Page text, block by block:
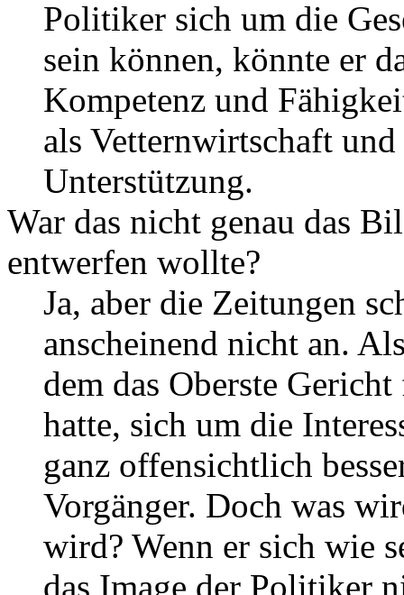
Politiker sich um die
sein können, könnte er
Kompetenz und
als Vetternwirtschaft
Unterstützung.
War das nicht genau das
entwerfen wollte?
Ja, aber die Zeitungen
anscheinend nicht an.
dem das Oberste
hatte, sich um die
ganz offensichtlich
Vorgänger. Doch was
wird? Wenn er sich wie
das Image der Politiker